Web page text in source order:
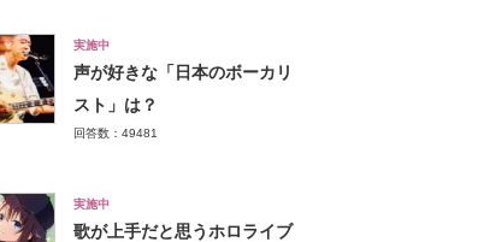
実施中
声が好きな「日本のボーカリ
スト」は？
回答数：49481
実施中
歌が上手だと思うホロライブ